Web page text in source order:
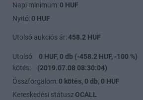
Napi minimum: 0 HUF
Nyitó: 0 HUF
Utolsó aukciós ár:458.2 HUF
Utolsó
kötés:
0 HUF, 0 db (-458.2 HUF, -100 %)
(2019.07.08 08:30:04)
Összforgalom: 0 kötés, 0 db, 0 HUF
Kereskedési státuszOCALL